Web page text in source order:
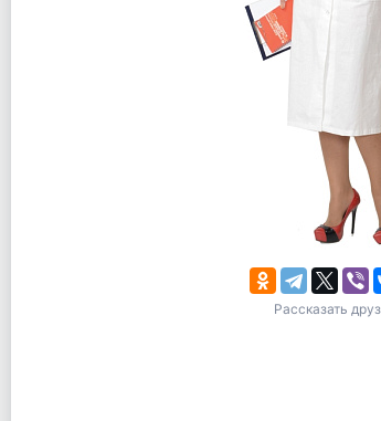
Рассказать